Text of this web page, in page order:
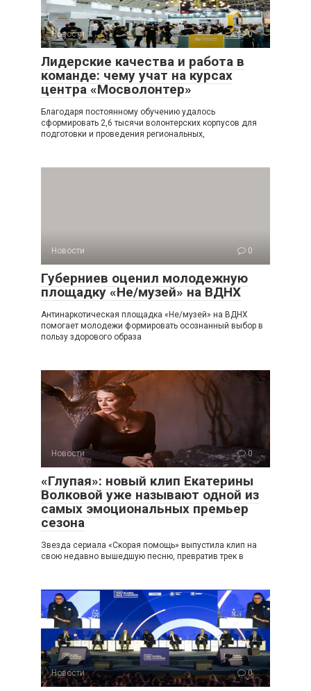
Новости 0
Лидерские качества и работа в
команде: чему учат на курсах
центра «Мосволонтер»
Благодаря постоянному обучению удалось
сформировать 2,6 тысячи волонтерских корпусов для
подготовки и проведения региональных,
Новости 0
Губерниев оценил молодежную
площадку «Не/музей» на ВДНХ
Антинаркотическая площадка «Не/музей» на ВДНХ
помогает молодежи формировать осознанный выбор в
пользу здорового образа
Новости 0
«Глупая»: новый клип Екатерины
Волковой уже называют одной из
самых эмоциональных премьер
сезона
Звезда сериала «Скорая помощь» выпустила клип на
свою недавно вышедшую песню, превратив трек в
Новости 0